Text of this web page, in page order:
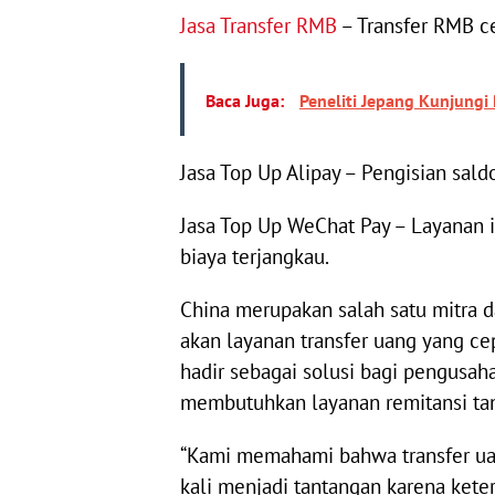
Jasa Transfer RMB – Transfer RMB
Baca Juga: Peneliti Jepang Kunjungi
Jasa Top Up Alipay – Pengisian
Jasa Top Up WeChat Pay –
biaya terjangkau.
China merupakan salah satu mitra
akan layanan transfer uang yang
hadir sebagai solusi bagi
membutuhkan layanan remitansi
“Kami memahami bahwa transfer
kali menjadi tantangan karena